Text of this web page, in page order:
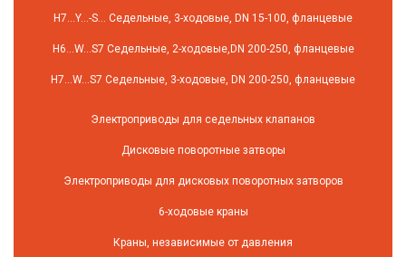
H7…Y…-S… Седельные, 3-ходовые, DN 15-100, фланцевые
H6…W…S7 Седельные, 2-ходовые,DN 200-250, фланцевые
H7…W…S7 Седельные, 3-ходовые, DN 200-250, фланцевые
Электроприводы для седельных клапанов
Дисковые поворотные затворы
Электроприводы для дисковых поворотных затворов
6-ходовые краны
Краны, независимые от давления